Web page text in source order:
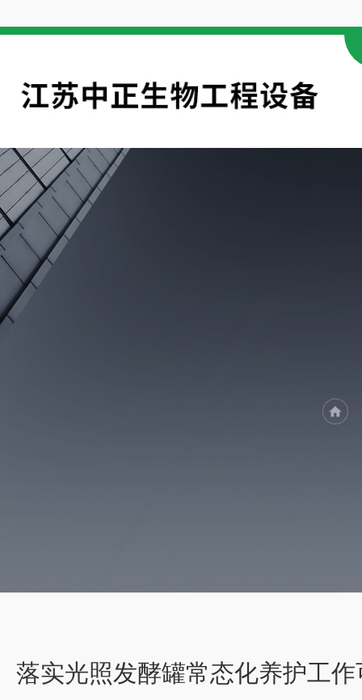
落实光照发酵罐常态化养护工